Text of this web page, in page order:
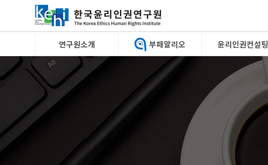
연구원소개 부패알리오 윤리인권컨설팅